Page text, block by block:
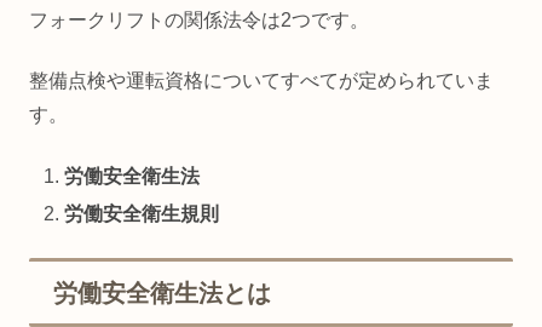
フォークリフトの関係法令は2つです。
整備点検や運転資格についてすべてが定められていま
す。
労働安全衛生法
労働安全衛生規則
労働安全衛生法とは